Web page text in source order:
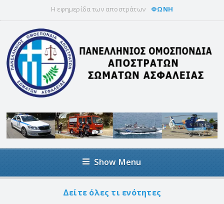
Η εφημερίδα των αποστράτων ΦΩΝΗ
Show Menu
Δείτε όλες τι ενότητες